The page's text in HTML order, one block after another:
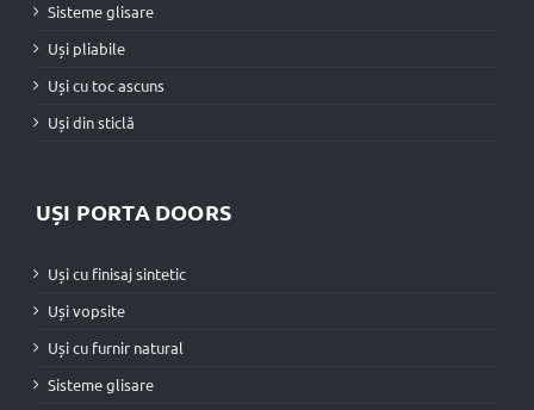
Sisteme glisare
Uși pliabile
Uși cu toc ascuns
Uși din sticlă
UȘI PORTA DOORS
Uși cu finisaj sintetic
Uși vopsite
Uși cu furnir natural
Sisteme glisare